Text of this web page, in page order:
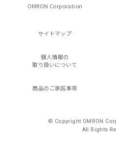
OMRON Corporation
サイトマップ
個人情報の
取り扱いについて
商品のご承諾事項
© Copyright OMRON
All Rights